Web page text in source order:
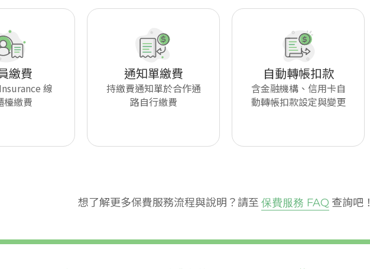
繳費
線
檯繳費
通知單繳費
持繳費通知單於合作通
路自行繳費
自動轉帳扣款
含金融機構、信用卡自
動轉帳扣款設定與變更
想了解更多保費服務流程與說明？請至 保費服務 FAQ 查詢吧！